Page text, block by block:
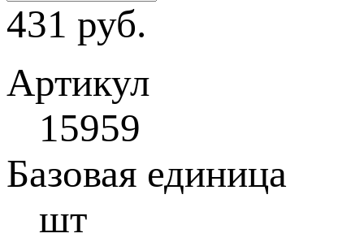
431 руб.
Артикул
15959
Базовая единица
шт